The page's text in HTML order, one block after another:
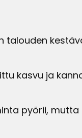
talouden
kasvu ja
pyörii,